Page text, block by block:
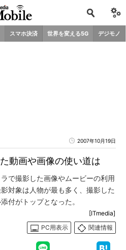
スマホ決済 世界を変える5G デジモノ
2007年10月19日
動画や画像の使い道は
で撮影した画像やムービーの利用
対象は人物が最も多く、撮影した
付がトップとなった。
[ITmedia]
PC用表示
関連情報